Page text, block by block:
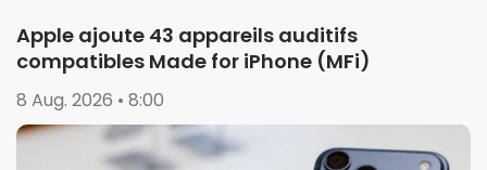
Apple ajoute 43 appareils auditifs
compatibles Made for iPhone (MFi)
8 Aug. 2026 • 8:00